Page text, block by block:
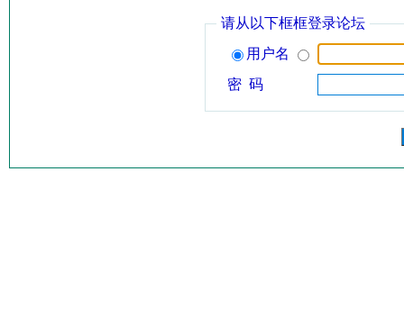
请从以下框框登录论坛
用户名
密 码